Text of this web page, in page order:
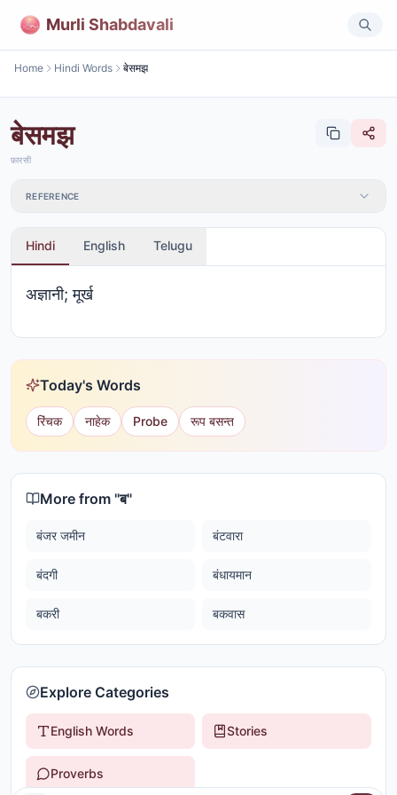
Murli Shabdavali
Home Hindi Words बेसमझ
बेसमझ
फ़ारसी
REFERENCE
Hindi English Telugu
अज्ञानी; मूर्ख
Today's Words
रिंचक नाहेक Probe रूप बसन्त
More from "ब"
बंजर जमीन बंटवारा
बंदगी बंधायमान
बकरी बकवास
Explore Categories
English Words Stories
Proverbs